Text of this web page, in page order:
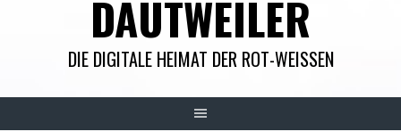
DAUTWEILER
DIE DIGITALE HEIMAT DER ROT-WEISSEN